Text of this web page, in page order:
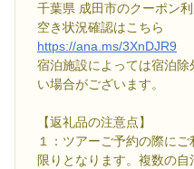
千葉県 成田市のクーポン
空き状況確認はこちら
https://ana.ms/3XnDJR9
宿泊施設によっては宿泊
い場合がございます。
【返礼品の注意点】
１：ツアーご予約の際に
限りとなります。複数の